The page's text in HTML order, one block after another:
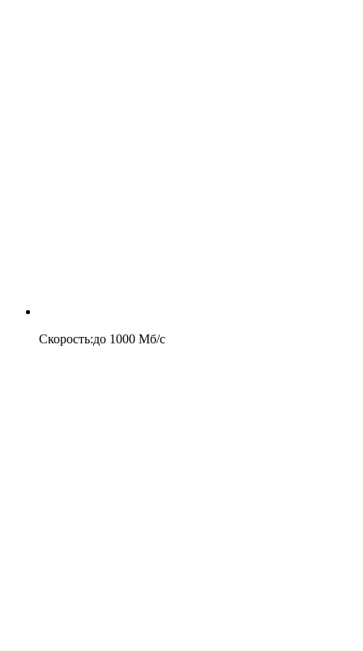
Скорость:до 1000 Мб/c